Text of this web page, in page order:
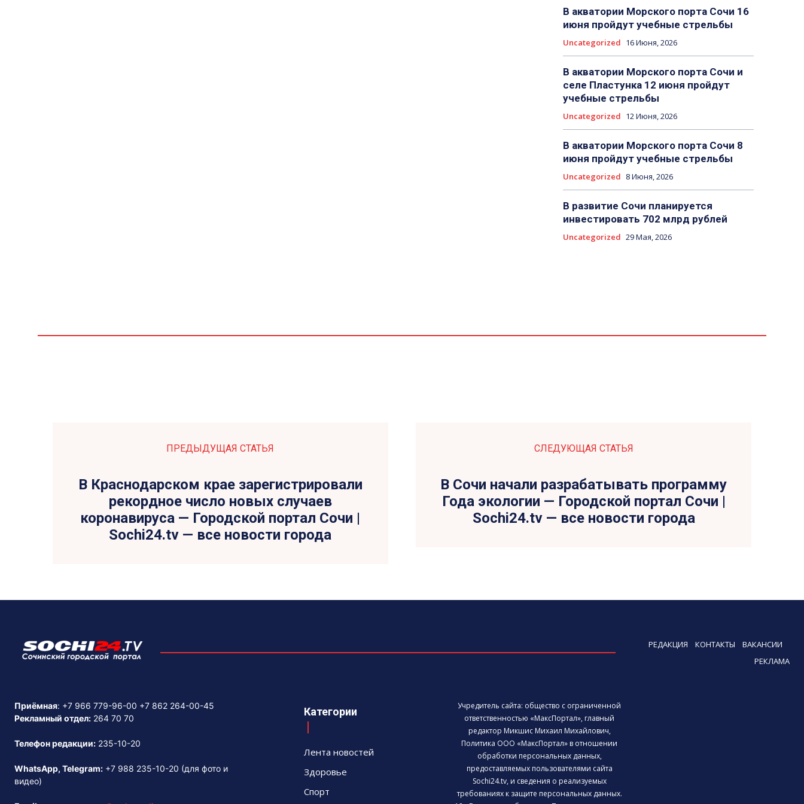
В акватории Морского порта Сочи 16
июня пройдут учебные стрельбы
Uncategorized 16 Июня, 2026
В акватории Морского порта Сочи и
селе Пластунка 12 июня пройдут
учебные стрельбы
Uncategorized 12 Июня, 2026
В акватории Морского порта Сочи 8
июня пройдут учебные стрельбы
Uncategorized 8 Июня, 2026
В развитие Сочи планируется
инвестировать 702 млрд рублей
Uncategorized 29 Мая, 2026
ПРЕДЫДУЩАЯ СТАТЬЯ
В Краснодарском крае зарегистрировали
рекордное число новых случаев
коронавируса — Городской портал Сочи |
Sochi24.tv — все новости города
СЛЕДУЮЩАЯ СТАТЬЯ
В Сочи начали разрабатывать программу
Года экологии — Городской портал Сочи |
Sochi24.tv — все новости города
РЕДАКЦИЯ КОНТАКТЫ
ВАКАНСИИ
РЕКЛАМА
Приёмная: +7 966 779-96-00 +7 862 264-00-45
Рекламный отдел: 264 70 70
Телефон редакции: 235-10-20
WhatsApp, Telegram: +7 988 235-10-20 (для фото и
видео)
Категории
Лента новостей
Здоровье
Спорт
Учредитель сайта: общество с ограниченной
ответственностью «МаксПортал», главный
редактор Микшис Михаил Михайлович,
Политика ООО «МаксПортал» в отношении
обработки персональных данных,
предоставляемых пользователями сайта
Sochi24.tv, и сведения о реализуемых
требованиях к защите персональных данных.